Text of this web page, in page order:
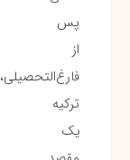
پس
از
فارغ‌التحصیلی،
ترکیه
یک